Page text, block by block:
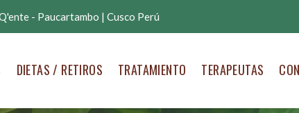
- Paucartambo | Cusco Perú
DIETAS / RETIROS TRATAMIENTO TERAPEUTAS